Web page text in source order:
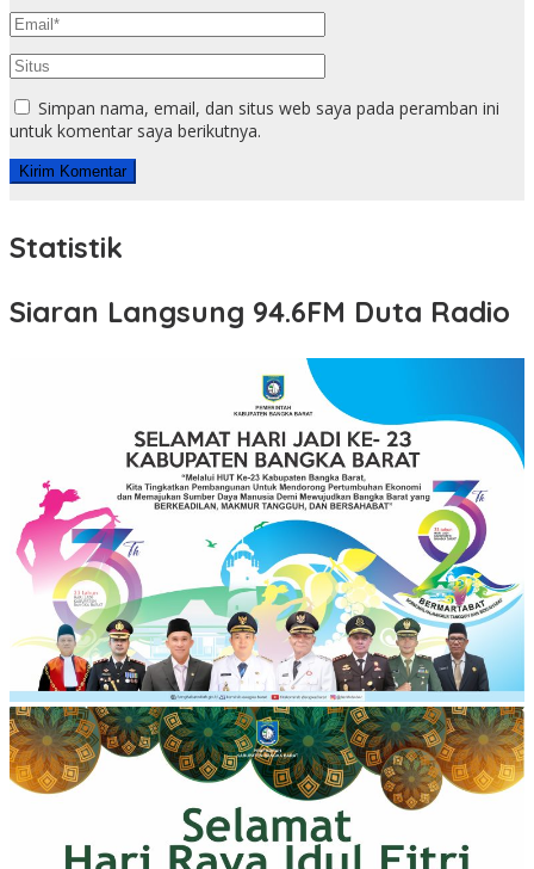
Simpan nama, email, dan situs web saya pada peramban ini
untuk komentar saya berikutnya.
Statistik
Siaran Langsung 94.6FM Duta Radio